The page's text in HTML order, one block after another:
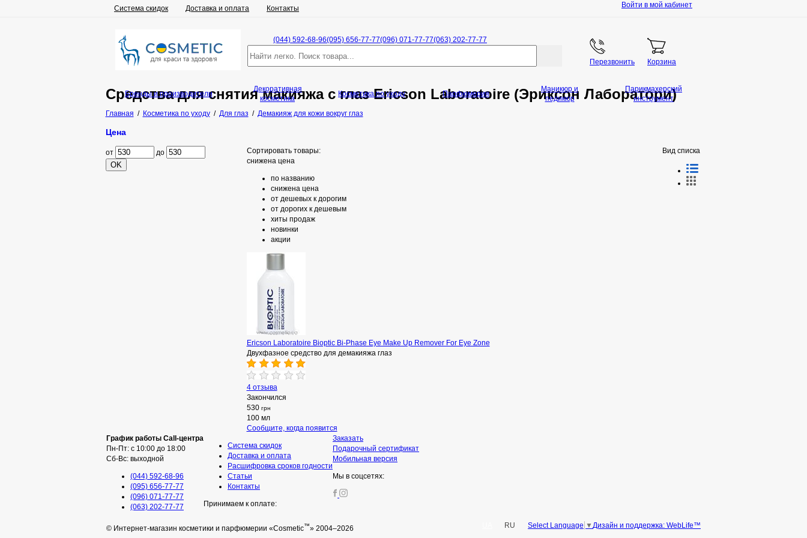
Система скидок Доставка и оплата Контакты Войти в мой кабинет
(044) 592-68-96(095) 656-77-77(096) 071-77-77(063) 202-77-77
Перезвонить Корзина
Средства для снятия макияжа с глаз Ericson Laboratoire (Эриксон Лаборатори)
Главная / Косметика по уходу/ Для глаз / Демакияж для кожи вокруг глаз
Вид списка
Сортировать товары:
снижена цена
по названию
снижена цена
от дешевых к дорогим
от дорогих к дешевым
хиты продаж
новинки
акции
Ericson Laboratoire Bioptic Bi-Phase Eye Make Up Remover For Eye Zone
Двухфазное средство для демакияжа глаз
4 отзыва
Закончился
530 грн
100 мл
Сообщите, когда появится
Бренды и производители
Декоративная
косметика
Косметика по уходу Парфюмерия
Маникюр и
педикюр
Парикмахерский
инструмент
Цена
от до
OK
График работы Call-центра
Пн-Пт: с 10:00 до 18:00
Сб-Вс: выходной
(044) 592-68-96
(095) 656-77-77
(096) 071-77-77
(063) 202-77-77
Система скидок
Доставка и оплата
Расшифровка сроков годности
Статьи
Контакты
Принимаем к оплате:
Заказать
Подарочный сертификат
Мобильная версия
Мы в соцсетях:
© Интернет-магазин косметики и парфюмерии «Cosmetic™» 2004–2026 Дизайн и поддержка: WebLife™
Select Language ▼
RU